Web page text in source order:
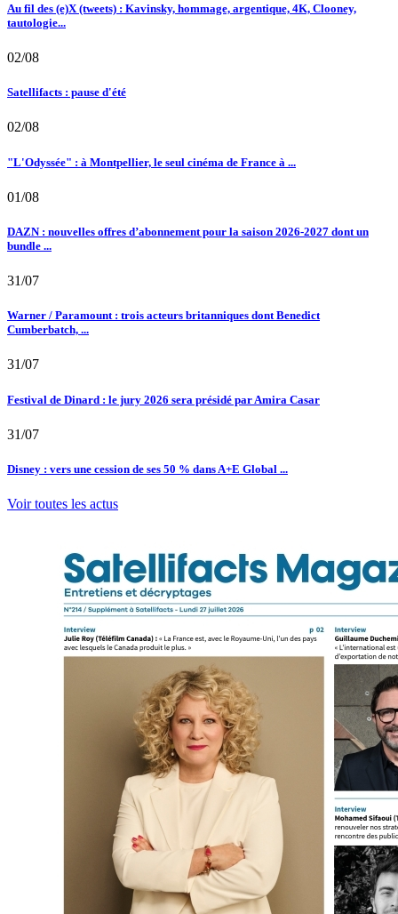
Au fil des (e)X (tweets) : Kavinsky, hommage, argentique, 4K, Clooney,
tautologie...
02/08
Satellifacts : pause d'été
02/08
"L'Odyssée" : à Montpellier, le seul cinéma de France à ...
01/08
DAZN : nouvelles offres d’abonnement pour la saison 2026-2027 dont un
bundle ...
31/07
Warner / Paramount : trois acteurs britanniques dont Benedict
Cumberbatch, ...
31/07
Festival de Dinard : le jury 2026 sera présidé par Amira Casar
31/07
Disney : vers une cession de ses 50 % dans A+E Global ...
Voir toutes les actus